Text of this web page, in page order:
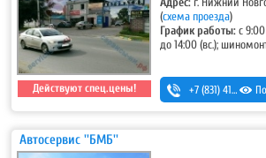
Действуют спец.цены!
(схема проезда)
График работы:с
до 14:00 (вс.);
+7 (831) 413-53-11
Автосервис ''БМБ''